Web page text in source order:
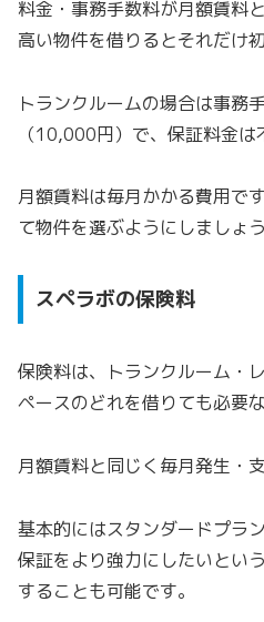
料金・事務手数料が月額賃料
高い物件を借りるとそれだけ
トランクルームの場合は事務
（10,000円）で、保証料金は
月額賃料は毎月かかる費用で
て物件を選ぶようにしましょう
スペラボの保険料
保険料は、トランクルーム・
ペースのどれを借りても必要な
月額賃料と同じく毎月発生・
基本的にはスタンダードプラ
保証をより強力にしたいとい
することも可能です。